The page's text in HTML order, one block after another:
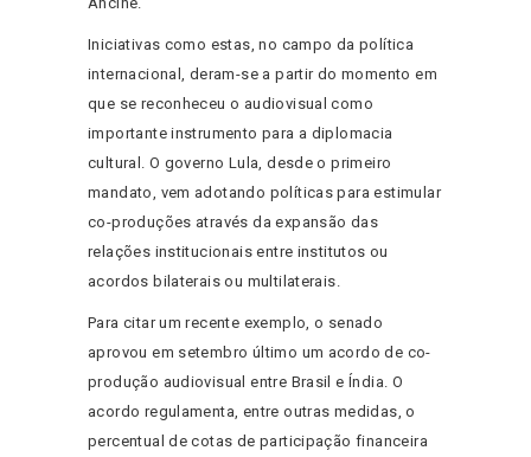
Iniciativas como estas, no campo da política
internacional, deram-se a partir do momento em
que se reconheceu o audiovisual como
importante instrumento para a diplomacia
cultural. O governo Lula, desde o primeiro
mandato, vem adotando políticas para estimular
co-produções através da expansão das
relações institucionais entre institutos ou
acordos bilaterais ou multilaterais.
Para citar um recente exemplo, o senado
aprovou em setembro último um acordo de co-
produção audiovisual entre Brasil e Índia. O
acordo regulamenta, entre outras medidas, o
percentual de cotas de participação financeira